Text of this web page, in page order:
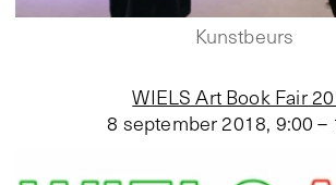
Kunstbeurs
WIELS Art Book Fair
8 september 2018, 9:00 –